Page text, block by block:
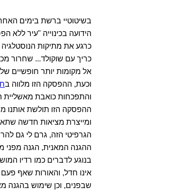
בשיטוטיי ברשת בימים
הידועה בכינוייה "עיר
כרגע את מתיקות
כריך עם שוקולד... שחרור
אל מקומות יותר חופשיים של
וכעת, ההפסקה הזו מלווה ב
והתפכחות כואבת מאשליית
ההפסקה הזו תולשת אותנו
ומייצרת מציאות חדשה
הגרפיטי הזה, גרם לי גם
ההגנה המאנית, הגנה מפני
בנוגע לדברים כמו רדיו
אינו חדל, והאורות שאף
שבפנים, וכן שימוש בהגנה